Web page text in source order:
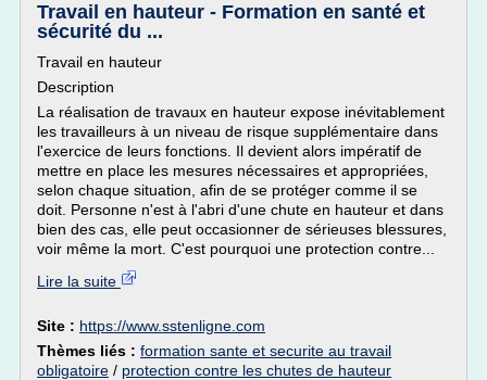
Travail en hauteur - Formation en santé et
sécurité du ...
Travail en hauteur
Description
La réalisation de travaux en hauteur expose inévitablement
les travailleurs à un niveau de risque supplémentaire dans
l'exercice de leurs fonctions. Il devient alors impératif de
mettre en place les mesures nécessaires et appropriées,
selon chaque situation, afin de se protéger comme il se
doit. Personne n'est à l'abri d'une chute en hauteur et dans
bien des cas, elle peut occasionner de sérieuses blessures,
voir même la mort. C'est pourquoi une protection contre...
Lire la suite
Site : https://www.sstenligne.com
Thèmes liés : formation sante et securite au travail
obligatoire / protection contre les chutes de hauteur